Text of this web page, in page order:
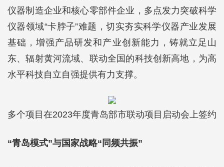
仪器制造企业和核心零部件企业，多点发力突破科学
仪器领域“卡脖子”难题，切实夯实科学仪器产业发展
基础，增强产品研发和产业创新能力，铸就立足山
东、辐射黄河流域、联动全国的科技创新高地，为高
水平科技自立自强提供有力支撑。
多个项目在2023年度青岛部市联动项目启动会上签约
“青岛模式”与国家战略“同频共振”